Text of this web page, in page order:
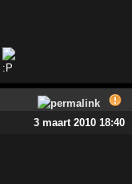
3 maart 2010 18:40